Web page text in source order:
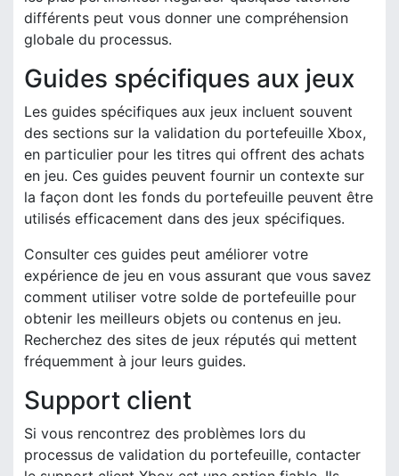
différents peut vous donner une compréhension
globale du processus.
Guides spécifiques aux jeux
Les guides spécifiques aux jeux incluent souvent
des sections sur la validation du portefeuille Xbox,
en particulier pour les titres qui offrent des achats
en jeu. Ces guides peuvent fournir un contexte sur
la façon dont les fonds du portefeuille peuvent être
utilisés efficacement dans des jeux spécifiques.
Consulter ces guides peut améliorer votre
expérience de jeu en vous assurant que vous savez
comment utiliser votre solde de portefeuille pour
obtenir les meilleurs objets ou contenus en jeu.
Recherchez des sites de jeux réputés qui mettent
fréquemment à jour leurs guides.
Support client
Si vous rencontrez des problèmes lors du
processus de validation du portefeuille, contacter